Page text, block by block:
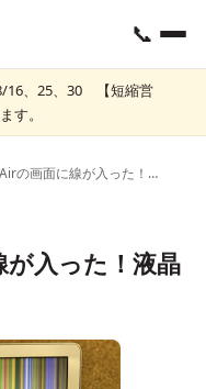
📞
16、25、30 【短縮営
す。
MacBook Airの画面に線が入った！液晶交換修理
入った！液晶